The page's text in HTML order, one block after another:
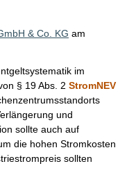
& Co. KG am
im
§ 19 Abs. 2 StromNEV
und
sollte auch auf
die hohen Stromkosten
sollten